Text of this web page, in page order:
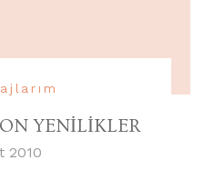
YENİLİKLER
2010